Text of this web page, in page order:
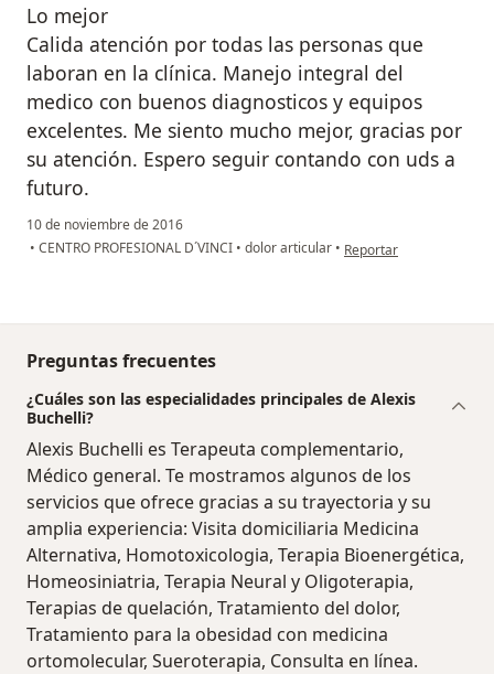
Lo mejor
Calida atención por todas las personas que
laboran en la clínica. Manejo integral del
medico con buenos diagnosticos y equipos
excelentes. Me siento mucho mejor, gracias por
su atención. Espero seguir contando con uds a
futuro.
10 de noviembre de 2016
• CENTRO PROFESIONAL D´VINCI • dolor articular • en opinión del usuario
Reportar
Preguntas frecuentes
¿Cuáles son las especialidades principales de Alexis
Buchelli?
Alexis Buchelli es Terapeuta complementario,
Médico general. Te mostramos algunos de los
servicios que ofrece gracias a su trayectoria y su
amplia experiencia: Visita domiciliaria Medicina
Alternativa, Homotoxicologia, Terapia Bioenergética,
Homeosiniatria, Terapia Neural y Oligoterapia,
Terapias de quelación, Tratamiento del dolor,
Tratamiento para la obesidad con medicina
ortomolecular, Sueroterapia, Consulta en línea.